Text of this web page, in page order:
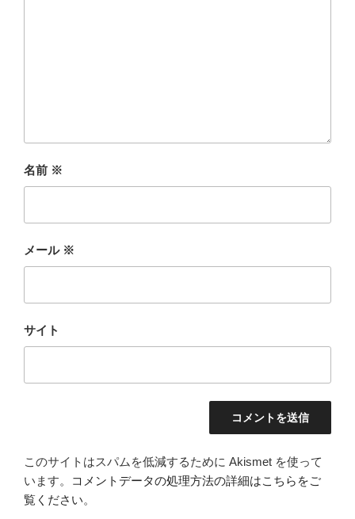
名前 ※
メール ※
サイト
このサイトはスパムを低減するために Akismet を使って
います。
コメントデータの処理方法の詳細はこちらをご
覧ください。